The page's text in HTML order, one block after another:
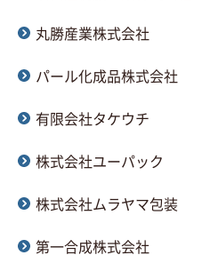
丸勝産業株式会社
パール化成品株式会社
有限会社タケウチ
株式会社ユーパック
株式会社ムラヤマ包装
第一合成株式会社